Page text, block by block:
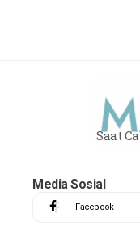
Saat
Media Sosial
Facebook